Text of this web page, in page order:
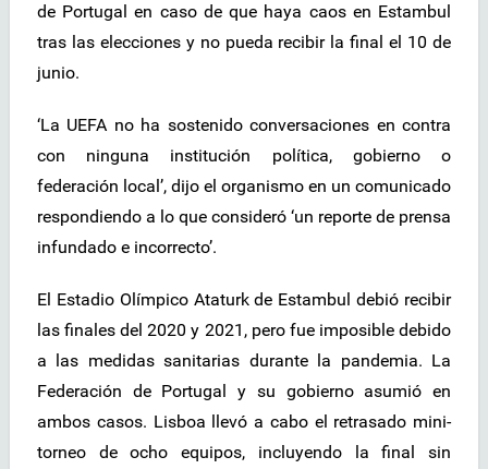
de Portugal en caso de que haya caos en Estambul
tras las elecciones y no pueda recibir la final el 10 de
junio.
‘La UEFA no ha sostenido conversaciones en contra
con ninguna institución política, gobierno o
federación local’, dijo el organismo en un comunicado
respondiendo a lo que consideró ‘un reporte de prensa
infundado e incorrecto’.
El Estadio Olímpico Ataturk de Estambul debió recibir
las finales del 2020 y 2021, pero fue imposible debido
a las medidas sanitarias durante la pandemia. La
Federación de Portugal y su gobierno asumió en
ambos casos. Lisboa llevó a cabo el retrasado mini-
torneo de ocho equipos, incluyendo la final sin